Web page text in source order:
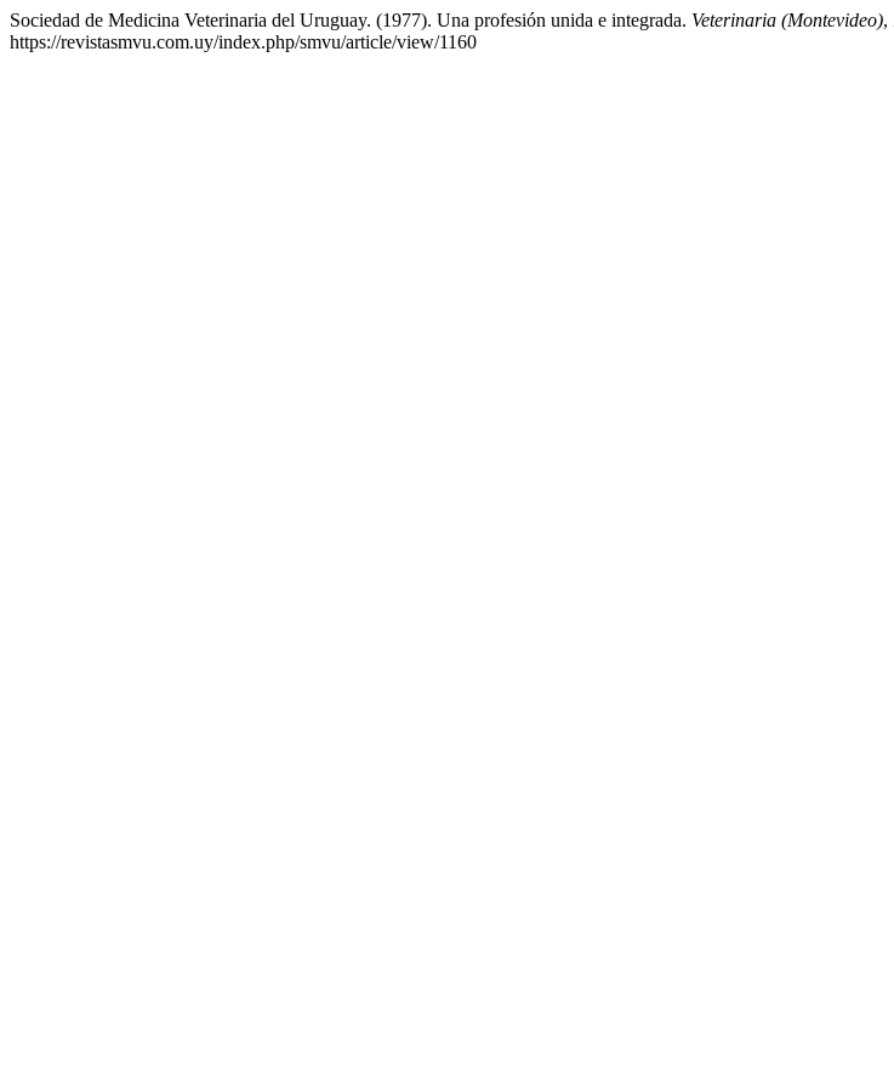
Sociedad de Medicina Veterinaria del Uruguay. (1977). Una profesión unida e integrada. Veterinaria (Montevideo),
https://revistasmvu.com.uy/index.php/smvu/article/view/1160